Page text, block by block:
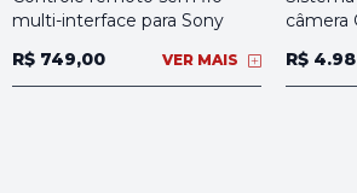
multi-interface para Sony
R$ 749,00
VER MAIS
câmera
R$